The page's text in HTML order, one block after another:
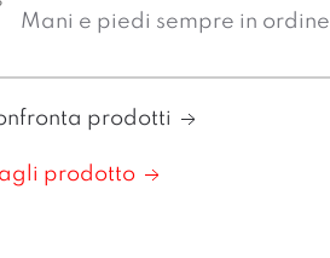
Mani e piedi sempre in ordine
prodotti
prodotto